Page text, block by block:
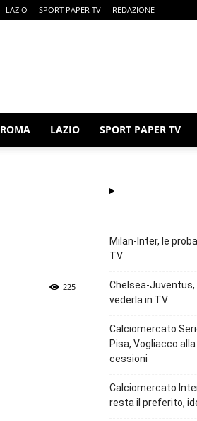
LAZIO SPORT PAPER TV REDAZIONE
ROMA LAZIO SPORT PAPER TV
225
Milan-Inter, le
TV
Chelsea-Juventus,
vederla in TV
Calciomercato
Pisa, Vogliacco
cessioni
Calciomercato
resta il preferito,